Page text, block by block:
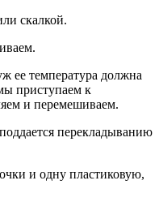
скалкой.
ее температура должна
приступаем к
и перемешиваем.
перекладыванию
и одну пластиковую,